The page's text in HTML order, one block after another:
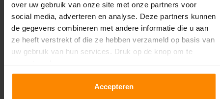
over uw gebruik van onze site met onze partners voor
social media, adverteren en analyse. Deze partners kunnen
de gegevens combineren met andere informatie die u aan
ze heeft verstrekt of die ze hebben verzameld op basis van
uw gebruik van hun services. Druk op de knop om te
accepteren!
Accepteren